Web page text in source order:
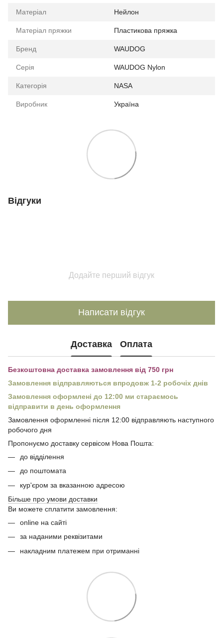
Матеріал Нейлон
Матеріал пряжки Пластикова пряжка
Бренд WAUDOG
Серія WAUDOG Nylon
Категорія NASA
Виробник Україна
Відгуки
Додайте перший відгук
Написати відгук
Доставка Оплата
Безкоштовна доставка замовлення від 750 грн
Замовлення відправляються впродовж 1-2 робочіх днів
Замовлення оформлені до 12:00 ми стараємось
відправити в день оформлення
Замовлення оформленні після 12:00 відправляють наступного
робочого дня
Пропонуємо доставку сервісом Нова Пошта:
до відділення
до поштомата
кур'єром за вказанною адресою
Більше про умови доставки
Ви можете сплатити замовлення:
online на сайті
за наданими реквізитами
накладним платежем при отриманні